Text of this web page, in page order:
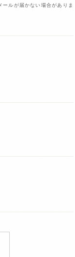
ルが届かない場合がありま